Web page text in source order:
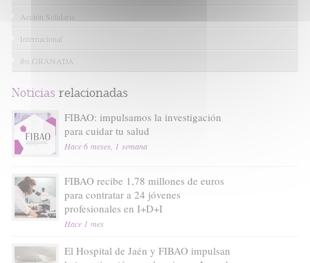
Acción Solidaria
Internacional
ibs.GRANADA
Noticias relacionadas
FIBAO: impulsamos la investigación
para cuidar tu salud
Hace 6 meses, 1 semana
FIBAO recibe 1,78 millones de euros
para contratar a 24 jóvenes
profesionales en I+D+I
Hace 1 mes
El Hospital de Jaén y FIBAO impulsan